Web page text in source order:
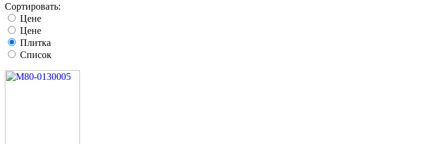
Сортировать:
Цене
Цене
Плитка
Список